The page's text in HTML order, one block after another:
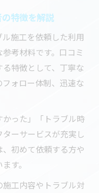
特徴を解説
施工を依頼した利用
考材料です。口コミ
特徴として、丁寧な
ォロー体制、迅速な
った」「トラブル時
ーサービスが充実し
初めて依頼する方や
す。
工内容やトラブル対